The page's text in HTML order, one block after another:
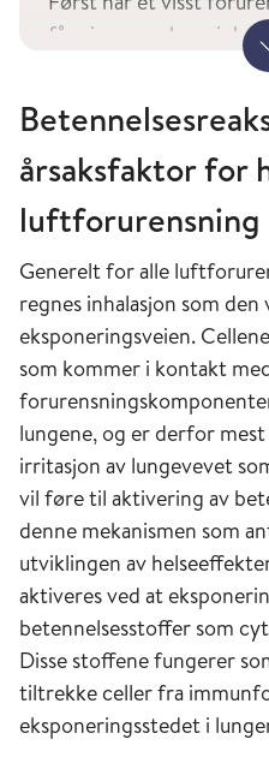
får vi en overhyppighet
det aktuelle stoffet.
overbelastes og
helseskade opptrer.
vil dermed få effekter
konsentrasjoner enn
Dette er muligens
terskelverdier ikke så
befolkningsstudier. I
det ofte om lineære
bakgrunnsnivåer eller i
supralineære
risiko er høyest ved
kreftfremkallende
med at det ikke er
hvor konsentrasjonen
å ha noen effekt.
lineært med avtagende
null.
årsaksfaktor for
luftforurensning
Generelt for alle
regnes inhalasjon som
eksponeringsveien.
som kommer i kontakt
lungene, og er derfor
irritasjon av lungevevet
vil føre til aktivering av
denne mekanismen som
utviklingen av
aktiveres ved at
betennelsesstoffer som
Disse stoffene fungerer
tiltrekke celler fra
eksponeringsstedet i